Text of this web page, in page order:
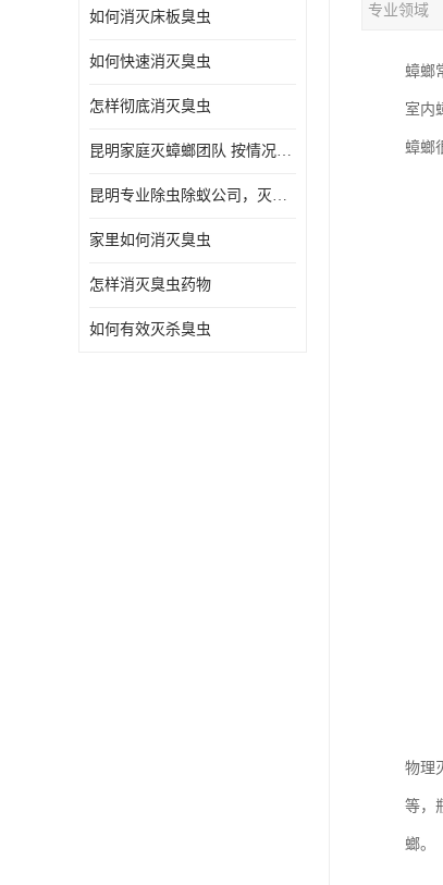
如何消灭床板臭虫
如何快速消灭臭虫
怎样彻底消灭臭虫
昆明家庭灭蟑螂团队 按情况提出解决方案
昆明专业除虫除蚁公司，灭鼠，灭蟑螂，灭蚊虫，灭白蚁，灭红火蚁
家里如何消灭臭虫
怎样消灭臭虫药物
如何有效灭杀臭虫
专业领域
蟑螂
室内
蟑螂
物理
等，
螂。